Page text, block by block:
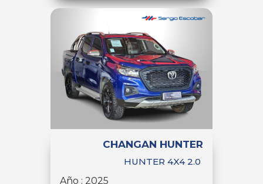
CHANGAN HUNTER
HUNTER 4X4 2.0
Año : 2025